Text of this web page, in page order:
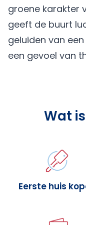
groene karakter
geeft de buurt
geluiden van
een gevoel van
Wat
Eerste huis